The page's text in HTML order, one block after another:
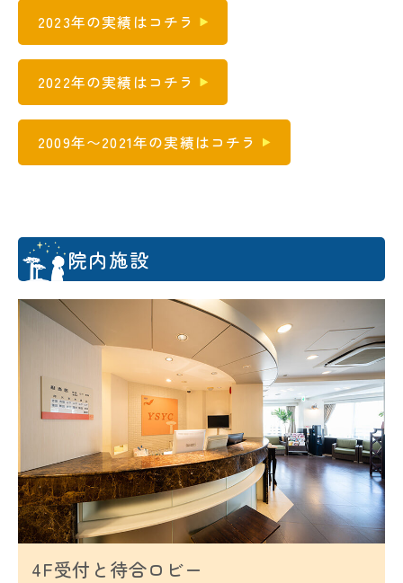
2023年の実績はコチラ
2022年の実績はコチラ
2009年〜2021年の実績はコチラ
院内施設
4F受付と待合ロビー